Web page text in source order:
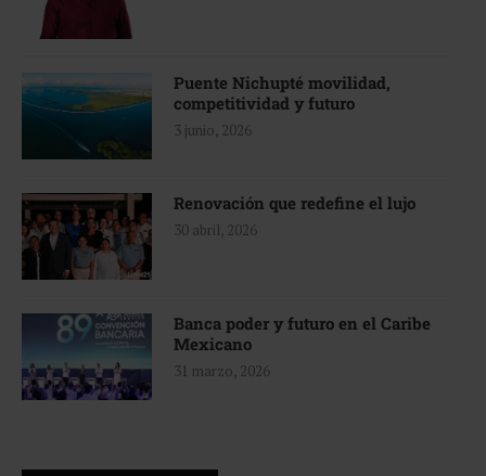
Puente Nichupté movilidad,
competitividad y futuro
3 junio, 2026
Renovación que redefine el lujo
30 abril, 2026
Banca poder y futuro en el Caribe
Mexicano
31 marzo, 2026